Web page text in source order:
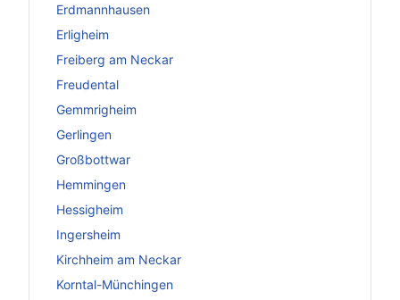
Erdmannhausen
Erligheim
Freiberg am Neckar
Freudental
Gemmrigheim
Gerlingen
Großbottwar
Hemmingen
Hessigheim
Ingersheim
Kirchheim am Neckar
Korntal-Münchingen